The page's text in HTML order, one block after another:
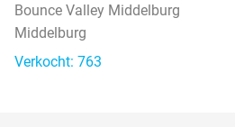
Bounce Valley Middelburg
Middelburg
Verkocht: 763